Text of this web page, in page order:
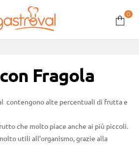
0
Fragola
contengono alte percentuali di frutta e
che molto piace anche ai più piccoli.
utili all’organismo, grazie alla